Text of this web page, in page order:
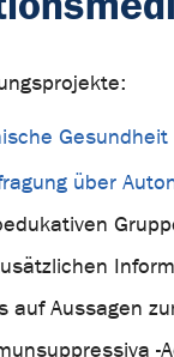
über
auf Aussagen